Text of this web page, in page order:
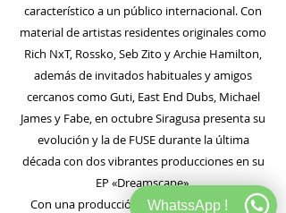
característico a un público internacional. Con
material de artistas residentes originales como
Rich NxT, Rossko, Seb Zito y Archie Hamilton,
además de invitados habituales y amigos
cercanos como Guti, East End Dubs, Michael
James y Fabe, en octubre Siragusa presenta su
evolución y la de FUSE durante la última
década con dos vibrantes producciones en su
EP «Dreamscape».
Con una producción que rebosa su sonido
WhatssApp !